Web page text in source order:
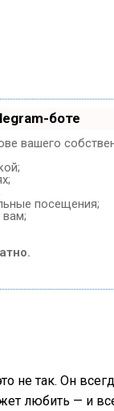
боте
вашего
посещения;
не так. Он
любить — и